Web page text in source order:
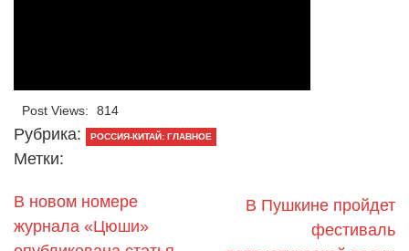
Post Views: 814
Рубрика: РОССИЯ-КИТАЙ: ГЛАВНОЕ
Метки:
В новом номере
журнала «Цюши»
В Пушкине пройдет
фестиваль